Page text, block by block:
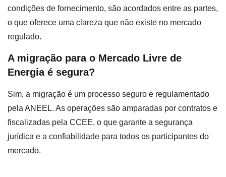
condições de fornecimento, são acordados entre as partes,
o que oferece uma clareza que não existe no mercado
regulado.
A migração para o Mercado Livre de
Energia é segura?
Sim, a migração é um processo seguro e regulamentado
pela ANEEL. As operações são amparadas por contratos e
fiscalizadas pela CCEE, o que garante a segurança
jurídica e a confiabilidade para todos os participantes do
mercado.